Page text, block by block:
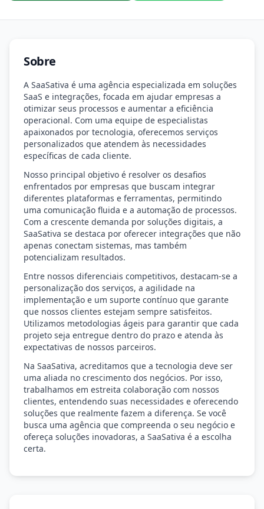
Sobre
A SaaSativa é uma agência especializada em soluções
SaaS e integrações, focada em ajudar empresas a
otimizar seus processos e aumentar a eficiência
operacional. Com uma equipe de especialistas
apaixonados por tecnologia, oferecemos serviços
personalizados que atendem às necessidades
específicas de cada cliente.
Nosso principal objetivo é resolver os desafios
enfrentados por empresas que buscam integrar
diferentes plataformas e ferramentas, permitindo
uma comunicação fluida e a automação de processos.
Com a crescente demanda por soluções digitais, a
SaaSativa se destaca por oferecer integrações que não
apenas conectam sistemas, mas também
potencializam resultados.
Entre nossos diferenciais competitivos, destacam-se a
personalização dos serviços, a agilidade na
implementação e um suporte contínuo que garante
que nossos clientes estejam sempre satisfeitos.
Utilizamos metodologias ágeis para garantir que cada
projeto seja entregue dentro do prazo e atenda às
expectativas de nossos parceiros.
Na SaaSativa, acreditamos que a tecnologia deve ser
uma aliada no crescimento dos negócios. Por isso,
trabalhamos em estreita colaboração com nossos
clientes, entendendo suas necessidades e oferecendo
soluções que realmente fazem a diferença. Se você
busca uma agência que compreenda o seu negócio e
ofereça soluções inovadoras, a SaaSativa é a escolha
certa.